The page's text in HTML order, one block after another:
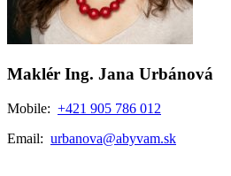
Maklér Ing. Jana Urbánová
Mobile: +421 905 786 012
Email: urbanova@abyvam.sk